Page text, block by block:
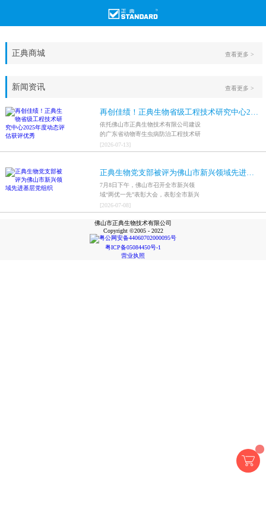
正典商城 查看更多 >
新闻资讯
再创佳绩！正典生物省级工程技术研究中心2025年度动态评估获评优秀
依托佛山市正典生物技术有限公司建设
的广东省动物寄生虫病防治工程技术研
究中心，在全省参评科研平台中综合表
现突出，成功获评最高评价等级“优
[2026-07-13]
正典生物党支部被评为佛山市新兴领域先进基层党组织
7月8日下午，佛山市召开全市新兴领
域“两优一先”表彰大会，表彰全市新兴
领域优秀共产党员、优秀党务工作者和
先进基层党组织，中共佛山市正典生物
技术有限公司支部委员会被评为佛山市
新兴领域先进基层党组织。
[2026-07-08]
查看更多 >
佛山市正典生物技术有限公司
Copyright ©2005 - 2022
粤公网安备44060702000095号
粤ICP备05084450号-1
营业执照